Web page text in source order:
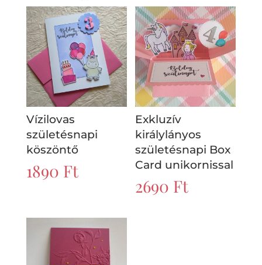
Vízilovas
születésnapi
köszöntő
1890 Ft
Exkluzív
királylányos
születésnapi Box
Card unikornissal
2690 Ft